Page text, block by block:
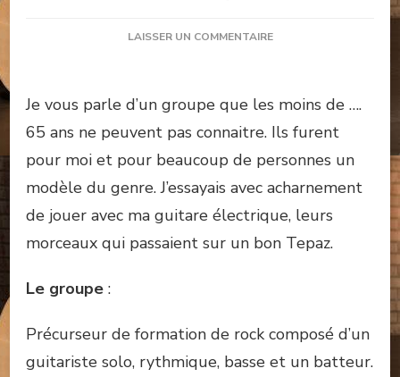
LAISSER UN COMMENTAIRESUR
LES
SHADOWS
Je vous parle d’un groupe que les moins de ….
65 ans ne peuvent pas connaitre. Ils furent
pour moi et pour beaucoup de personnes un
modèle du genre. J’essayais avec acharnement
de jouer avec ma guitare électrique, leurs
morceaux qui passaient sur un bon Tepaz.
Le groupe :
Précurseur de formation de rock composé d’un
guitariste solo, rythmique, basse et un batteur.